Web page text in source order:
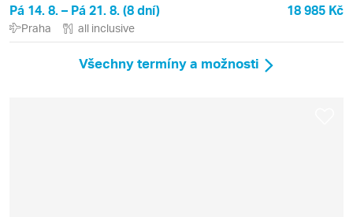
Pá 14. 8. – Pá 21. 8. (8 dní) 18 985 Kč
Praha all inclusive
Všechny termíny a možnosti